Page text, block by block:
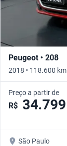
Peugeot • 208
2018 • 118.600 km
Preço a partir de
R$ 34.799
São Paulo